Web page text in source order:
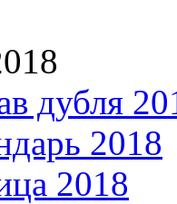
дубля
2018
2018